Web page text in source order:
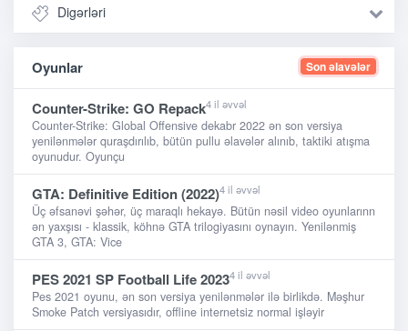
Digərləri
Oyunlar Son əlavələr
Counter-Strike: GO Repack4 il əvvəl
Counter-Strike: Global Offensive dekabr 2022 ən son versiya
yenilənmələr quraşdırılıb, bütün pullu əlavələr alınıb, taktiki atışma
oyunudur. Oyunçu
GTA: Definitive Edition (2022)4 il əvvəl
Üç əfsanəvi şəhər, üç maraqlı hekayə. Bütün nəsil video oyunlarınn
ən yaxşısı - klassik, köhnə GTA trilogiyasını oynayın. Yenilənmiş
GTA 3, GTA: Vice
PES 2021 SP Football Life 20234 il əvvəl
Pes 2021 oyunu, ən son versiya yenilənmələr ilə birlikdə. Məşhur
Smoke Patch versiyasıdır, offline internetsiz normal işləyir